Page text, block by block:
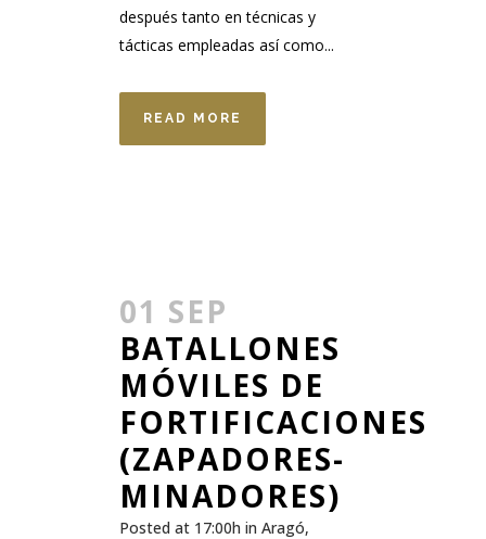
después tanto en técnicas y
tácticas empleadas así como...
READ MORE
01 SEP
BATALLONES
MÓVILES DE
FORTIFICACIONES
(ZAPADORES-
MINADORES)
Posted at 17:00h in Aragó,